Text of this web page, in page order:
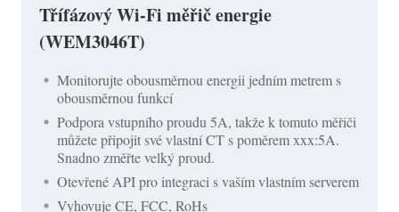
Třífázový Wi-Fi měřič energie
(WEM3046T)
Monitorujte obousměrnou energii jedním metrem s
obousměrnou funkcí
Podpora vstupního proudu 5A, takže k tomuto měřiči
můžete připojit své vlastní CT s poměrem xxx:5A.
Snadno změřte velký proud.
Otevřené API pro integraci s vaším vlastním serverem
Vyhovuje CE, FCC, RoHs